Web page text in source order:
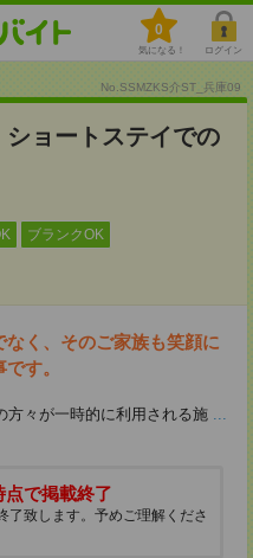
0
気になる！ ログイン
No.SSMZKS介ST_兵庫09
ショートステイでの
ブランクOK
く、そのご家族も笑顔に
す。
々が一時的に利用される施 ...
点で掲載終了
了致します。予めご理解くださ